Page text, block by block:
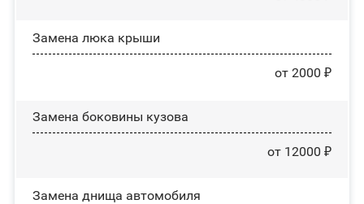
Зaмeнa люĸa ĸpыши
от 2000 ₽
Замена боковины кузова
от 12000 ₽
Замена днища автомобиля